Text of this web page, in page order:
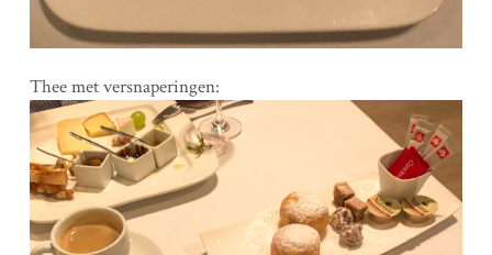
Thee met versnaperingen: